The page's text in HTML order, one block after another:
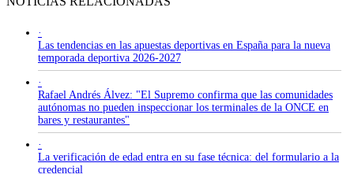
·
Las tendencias en las apuestas deportivas en España para la nueva
temporada deportiva 2026-2027
·
Rafael Andrés Álvez: "El Supremo confirma que las comunidades
autónomas no pueden inspeccionar los terminales de la ONCE en
bares y restaurantes"
·
La verificación de edad entra en su fase técnica: del formulario a la
credencial